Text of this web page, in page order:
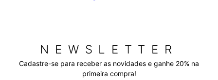
NEWSLETTER
Cadastre-se para receber as novidades e ganhe 20% na
primeira compra!